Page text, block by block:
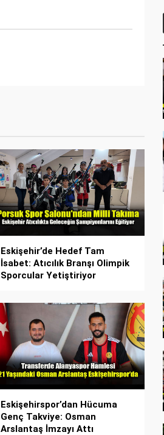
Eskişehir’de Hedef Tam
İsabet: Atıcılık Branşı Olimpik
Sporcular Yetiştiriyor
Eskişehirspor’dan Hücuma
Genç Takviye: Osman
Arslantaş İmzayı Attı